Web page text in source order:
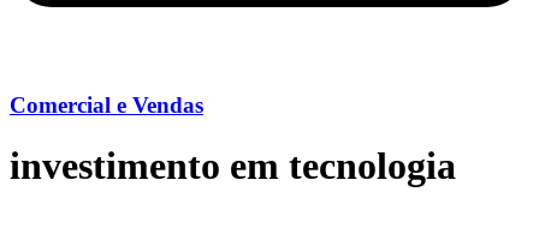
Comercial e Vendas
investimento em tecnologia